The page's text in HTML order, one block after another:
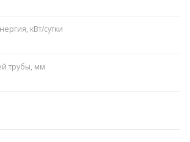
кВт/сутки
трубы, мм